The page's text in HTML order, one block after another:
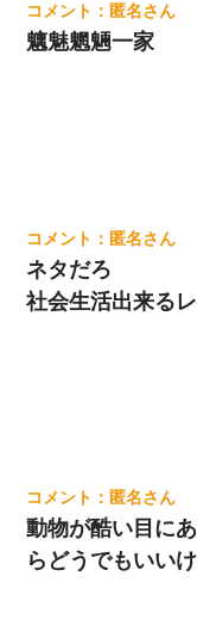
匿名
魑魅魍魎一家
匿名
ネタだろ
社会生活出来る
匿名
動物が酷い目に
らどうでもいい